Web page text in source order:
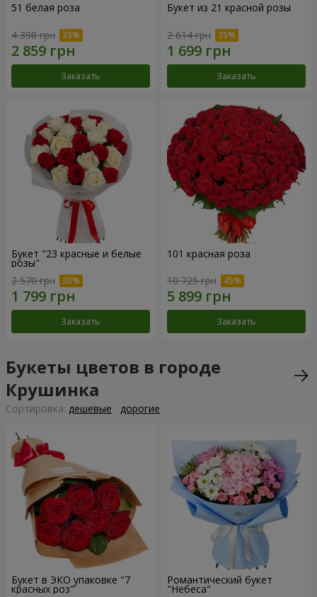
51 белая роза
4 398 грн
Заказать
Букет из 21 красной розы
2 614 грн
Заказать
Букет "23 красные и белые
розы"
2 570 грн
Заказать
101 красная роза
10 725 грн
Заказать
Букеты цветов в городе
Крушинка
Cортировка: дешевые дорогие
Букет в ЭКО упаковке "7
красных роз"
Романтический букет
"Небеса"